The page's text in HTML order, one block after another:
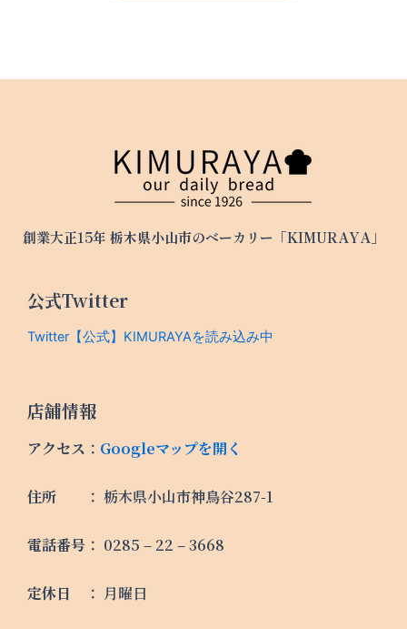
創業大正15年 栃木県小山市のベーカリー「KIMURAYA」
公式Twitter
Twitter【公式】KIMURAYAを読み込み中
店舗情報
アクセス ： Googleマップを開く
住所 ： 栃木県小山市神鳥谷287-1
電話番号 ： 0285 – 22 – 3668
定休日 ： 月曜日